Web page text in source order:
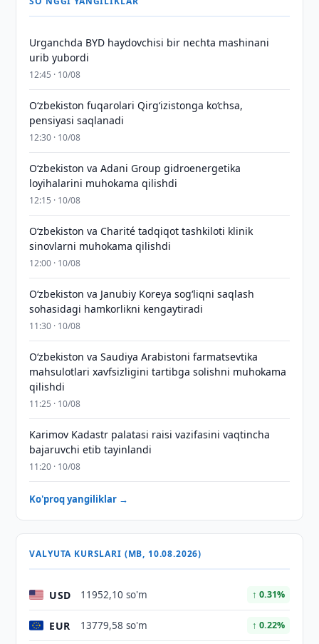
Urganchda BYD haydovchisi bir nechta mashinani
urib yubordi
12:45 · 10/08
O‘zbekiston fuqarolari Qirg‘izistonga ko‘chsa,
pensiyasi saqlanadi
12:30 · 10/08
Oʻzbekiston va Adani Group gidroenergetika
loyihalarini muhokama qilishdi
12:15 · 10/08
Oʻzbekiston va Charité tadqiqot tashkiloti klinik
sinovlarni muhokama qilishdi
12:00 · 10/08
Oʻzbekiston va Janubiy Koreya sogʻliqni saqlash
sohasidagi hamkorlikni kengaytiradi
11:30 · 10/08
Oʻzbekiston va Saudiya Arabistoni farmatsevtika
mahsulotlari xavfsizligini tartibga solishni muhokama
qilishdi
11:25 · 10/08
Karimov Kadastr palatasi raisi vazifasini vaqtincha
bajaruvchi etib tayinlandi
11:20 · 10/08
Ko'proq yangiliklar →
VALYUTA KURSLARI (MB, 10.08.2026)
USD 11952,10 so'm ↑ 0.31%
EUR 13779,58 so'm ↑ 0.22%